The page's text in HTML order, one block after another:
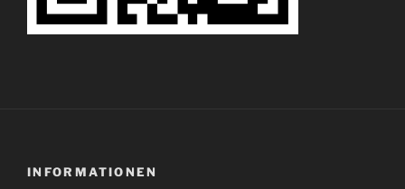
INFORMATIONEN